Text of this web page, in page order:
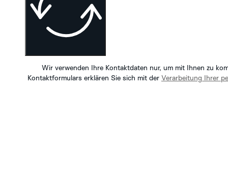
Wir verwenden Ihre Kontaktdaten nur, um mit Ihnen zu
Kontaktformulars erklären Sie sich mit der Verarbeitung Ihrer